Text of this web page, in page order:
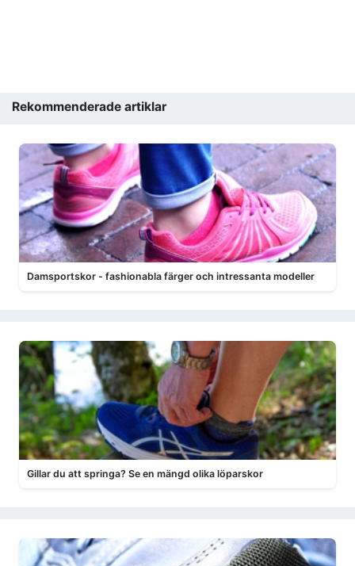
Rekommenderade artiklar
Damsportskor - fashionabla färger och intressanta modeller
Gillar du att springa? Se en mängd olika löparskor